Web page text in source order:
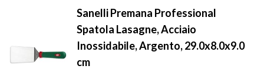
Sanelli Premana Professional
Spatola Lasagne, Acciaio
Inossidabile, Argento, 29.0x8.0x9.0
cm